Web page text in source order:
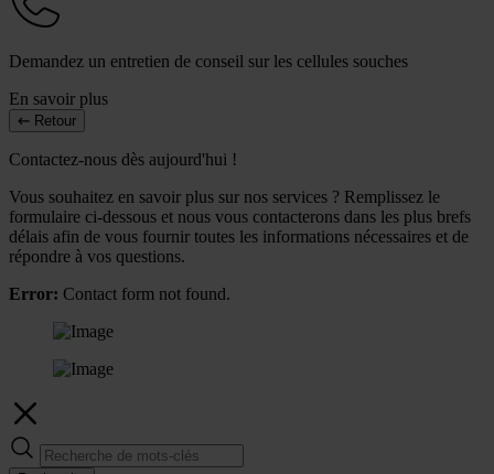
Demandez un entretien de conseil sur les cellules souches
En savoir plus
Retour
Contactez-nous dès aujourd'hui !
Vous souhaitez en savoir plus sur nos services ? Remplissez le
formulaire ci-dessous et nous vous contacterons dans les plus brefs
délais afin de vous fournir toutes les informations nécessaires et de
répondre à vos questions.
Error: Contact form not found.